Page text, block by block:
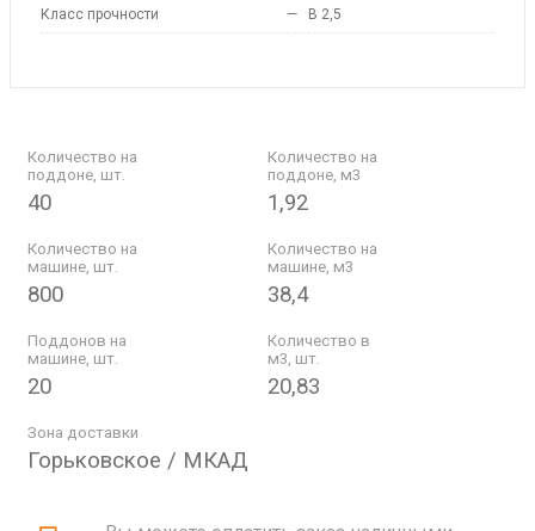
Класс прочности — B 2,5
Количество на
поддоне, шт.
40
Количество на
поддоне, м3
1,92
Количество на
машине, шт.
800
Количество на
машине, м3
38,4
Поддонов на
машине, шт.
20
Количество в
м3, шт.
20,83
Зона доставки
Горьковское / МКАД